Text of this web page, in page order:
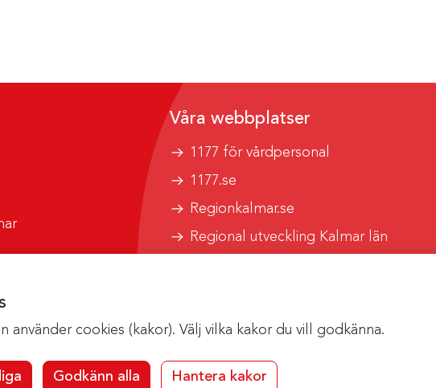
använder cookies (kakor). Välj vilka kakor du vill godkänna.
Godkänn alla Hantera kakor
Våra webbplatser
1177 för vårdpersonal
1177.se
Regionkalmar.se
Regional utveckling Kalmar län